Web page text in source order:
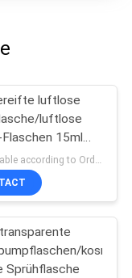
luftlose
luftlose
15ml
Negotiatable according to Order Quantity and printing Requirements MOQ:3000pcs pro Größe
Sprühflasche